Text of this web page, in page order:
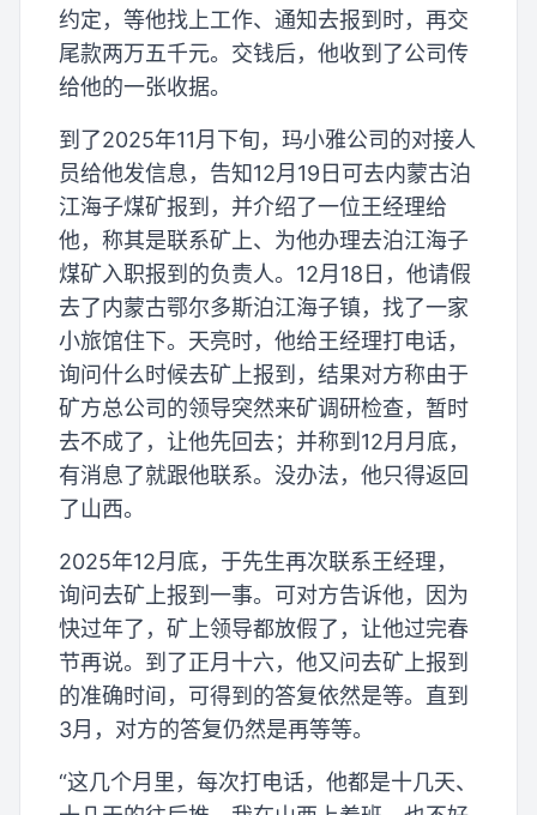
约定，等他找上工作、通知去报到时，再交
尾款两万五千元。交钱后，他收到了公司传
给他的一张收据。
到了2025年11月下旬，玛小雅公司的对接人
员给他发信息，告知12月19日可去内蒙古泊
江海子煤矿报到，并介绍了一位王经理给
他，称其是联系矿上、为他办理去泊江海子
煤矿入职报到的负责人。12月18日，他请假
去了内蒙古鄂尔多斯泊江海子镇，找了一家
小旅馆住下。天亮时，他给王经理打电话，
询问什么时候去矿上报到，结果对方称由于
矿方总公司的领导突然来矿调研检查，暂时
去不成了，让他先回去；并称到12月月底，
有消息了就跟他联系。没办法，他只得返回
了山西。
2025年12月底，于先生再次联系王经理，
询问去矿上报到一事。可对方告诉他，因为
快过年了，矿上领导都放假了，让他过完春
节再说。到了正月十六，他又问去矿上报到
的准确时间，可得到的答复依然是等。直到
3月，对方的答复仍然是再等等。
“这几个月里，每次打电话，他都是十几天、